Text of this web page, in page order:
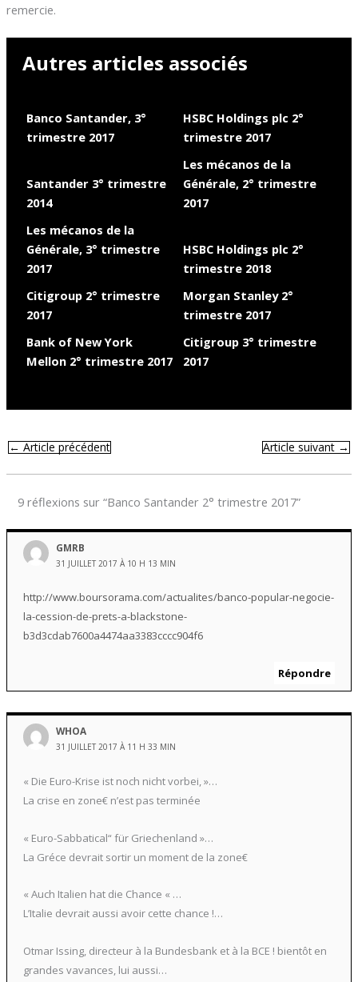
remercie.
Autres articles associés
Banco Santander, 3°
trimestre 2017
HSBC Holdings plc 2°
trimestre 2017
Santander 3° trimestre
2014
Les mécanos de la
Générale, 2° trimestre
2017
Les mécanos de la
Générale, 3° trimestre
2017
HSBC Holdings plc 2°
trimestre 2018
Citigroup 2° trimestre
2017
Morgan Stanley 2°
trimestre 2017
Bank of New York
Mellon 2° trimestre 2017
Citigroup 3° trimestre
2017
←Article précédent Article suivant→
9 réflexions sur “Banco Santander 2° trimestre 2017”
GMRB
31 JUILLET 2017 À 10 H 13 MIN
http://www.boursorama.com/actualites/banco-popular-negocie-
la-cession-de-prets-a-blackstone-
b3d3cdab7600a4474aa3383cccc904f6
Répondre
WHOA
31 JUILLET 2017 À 11 H 33 MIN
« Die Euro-Krise ist noch nicht vorbei, »…
La crise en zone€ n’est pas terminée
« Euro-Sabbatical“ für Griechenland »…
La Gréce devrait sortir un moment de la zone€
« Auch Italien hat die Chance « …
L’Italie devrait aussi avoir cette chance !…
Otmar Issing, directeur à la Bundesbank et à la BCE ! bientôt en
grandes vavances, lui aussi…